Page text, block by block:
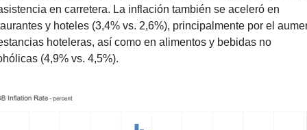
en carretera. La inflación también se aceleró en
y hoteles (3,4% vs. 2,6%), principalmente por el
hoteleras, así como en alimentos y bebidas no
(4,9% vs. 4,5%).